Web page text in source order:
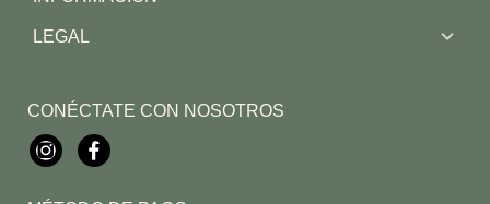
LEGAL
CONÉCTATE CON NOSOTROS
InstagramFacebook